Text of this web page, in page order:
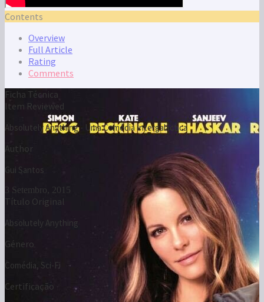
Ficha Técnica
Absolutely Anything - Uma Comédia Intergaláctica
Author
Gui Santos
3 Setembro, 2015
Título Original
Absolutely Anything
Género
Comédia, Sci-Fi
Certificação
M/12
Estreia
27 de Agosto de 2015
País | Ano